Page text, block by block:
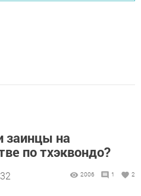
заинцы на
по тхэквондо?
2006 1 2